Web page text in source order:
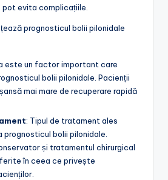
pot evita complicațiile.
prognosticul bolii pilonidale
este un factor important care
bolii pilonidale. Pacienții
mai mare de recuperare rapidă
: Tipul de tratament ales
prognosticul bolii pilonidale.
și tratamentul chirurgical
în ceea ce privește